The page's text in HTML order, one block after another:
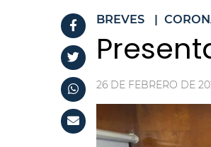
BREVES |
26 DE FEBRERO DE